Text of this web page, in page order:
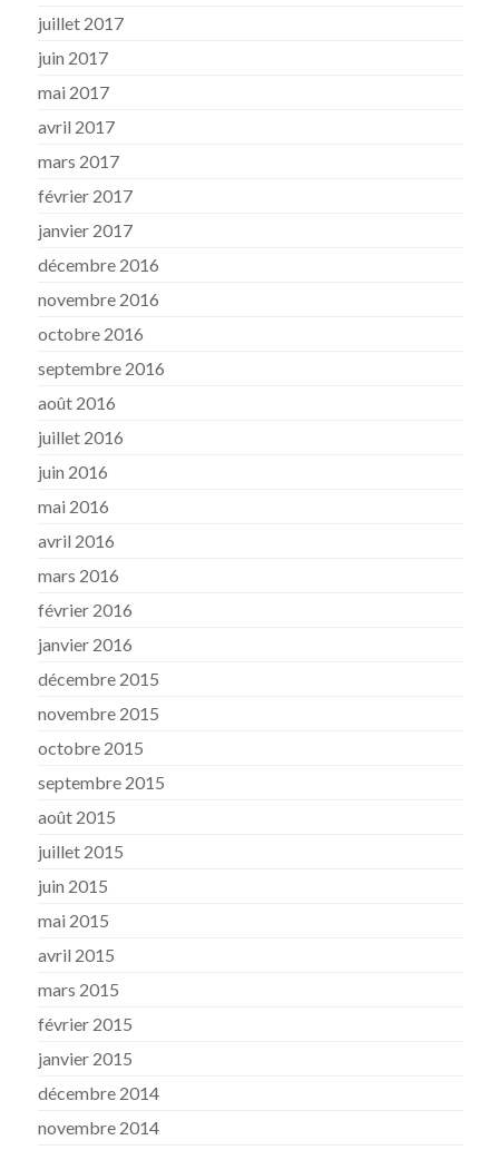
juillet 2017
juin 2017
mai 2017
avril 2017
mars 2017
février 2017
janvier 2017
décembre 2016
novembre 2016
octobre 2016
septembre 2016
août 2016
juillet 2016
juin 2016
mai 2016
avril 2016
mars 2016
février 2016
janvier 2016
décembre 2015
novembre 2015
octobre 2015
septembre 2015
août 2015
juillet 2015
juin 2015
mai 2015
avril 2015
mars 2015
février 2015
janvier 2015
décembre 2014
novembre 2014